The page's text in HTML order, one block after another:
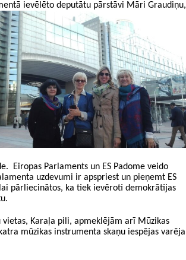
ievēlēto deputātu pārstāvi Māri Graudiņu,
Eiropas Parlaments un ES Padome veido
uzdevumi ir apspriest un pieņemt ES
pārliecinātos, ka tiek ievēroti demokrātijas
Karaļa pili, apmeklējām arī Mūzikas
mūzikas instrumenta skaņu iespējas varēja